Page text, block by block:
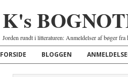
K's
Jorden rundt i litteraturen: Anmeldelser af bøger fra
FORSIDE BLOGGEN